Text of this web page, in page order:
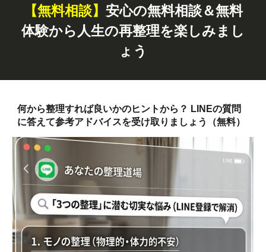
【無料相談】 安心の無料相談＆無料
体験から人生の再整理を楽しみまし
ょう
何から整理すれば良いかのヒントから？ LINEの質問
に答えて参考アドバイスを受け取りましょう（無料）